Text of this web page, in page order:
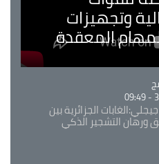
وتجهيزات
المعقدة
الجزائرية بين
ورهان التشجير الذكي